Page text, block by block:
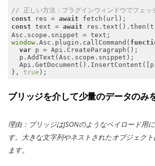
// 正しい方法：プラグインウィンドウでフェッ
const res = await
const text = await res.text().then(t
window.Asc.plugin.callCommand(
var
}, true );
ブリッジを介して少量のデータのみ
理由：ブリッジはJSONのようなペイロード用
す。大きな文字列やネストされたオブジェク
ます。